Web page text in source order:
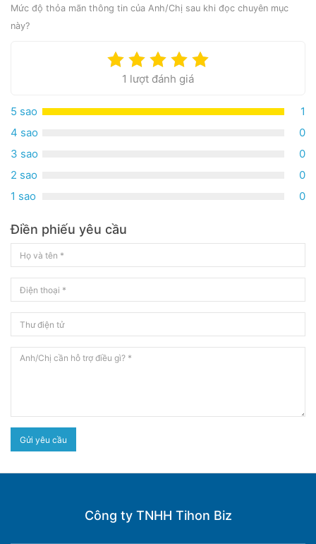
Mức độ thỏa mãn thông tin của Anh/Chị sau khi đọc chuyên mục
này?
1 lượt đánh giá
5 sao
1
4 sao
0
3 sao
0
2 sao
0
1 sao
0
Điền phiếu yêu cầu
Gửi yêu cầu
Công ty TNHH Tihon Biz